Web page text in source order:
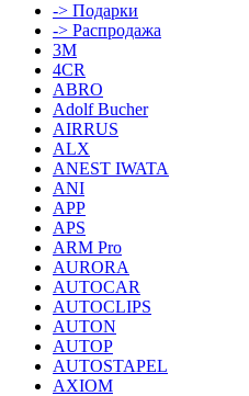
-> Подарки
-> Распродажа
3M
4CR
ABRO
Adolf Bucher
AIRRUS
ALX
ANEST IWATA
ANI
APP
APS
ARM Pro
AURORA
AUTOCAR
AUTOCLIPS
AUTON
AUTOP
AUTOSTAPEL
AXIOM